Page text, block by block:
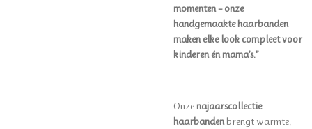
momenten – onze
handgemaakte haarbanden
maken elke look compleet voor
kinderen én mama’s.”
Onze najaarscollectie
haarbanden brengt warmte,